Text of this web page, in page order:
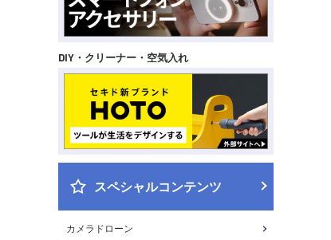
DIY・クリーナー・空気入れ
スペシャルコンテンツ
カメラドローン